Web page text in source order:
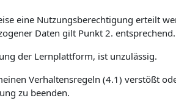
eine Nutzungsberechtigung erteilt
Daten gilt Punkt 2. entsprechend.
der Lernplattform, ist unzulässig.
Verhaltensregeln (4.1) verstößt
zu beenden.